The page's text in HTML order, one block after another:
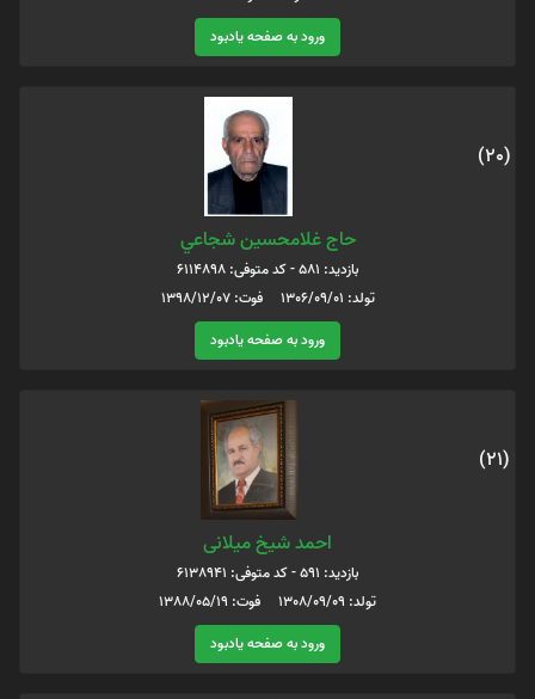
ورود به صفحه یادبود
(20)
حاج غلامحسين شجاعي
بازدید: 581 - کد متوفی: 6114898
تولد: 1306/09/01 فوت: 1398/12/07
ورود به صفحه یادبود
(21)
احمد شیخ میلانی
بازدید: 591 - کد متوفی: 6138941
تولد: 1308/09/09 فوت: 1388/05/19
ورود به صفحه یادبود